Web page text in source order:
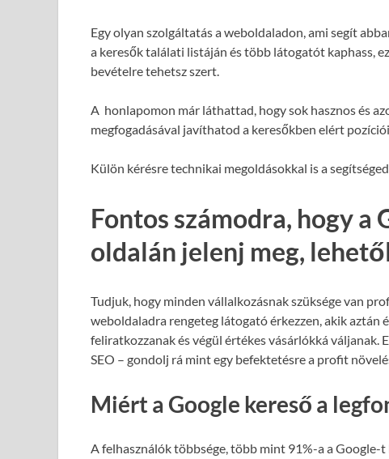
Egy olyan szolgáltatás a weboldaladon, ami segít
a keresők találati listáján és több látogatót kaphass,
bevételre tehetsz szert.
A honlapomon már láthattad, hogy sok hasznos és
megfogadásával javíthatod a keresőkben elért
Külön kérésre technikai megoldásokkal is a
Fontos számodra, hogy a
oldalán jelenj meg,
Tudjuk, hogy minden vállalkozásnak szüksége van
weboldaladra rengeteg látogató érkezzen, akik
feliratkozzanak és végül értékes vásárlókká váljanak.
SEO – gondolj rá mint egy befektetésre a profit
Miért a Google kereső a
A felhasználók többsége, több mint 91%-a a Google-